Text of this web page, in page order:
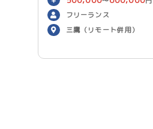
月
フリーランス
三鷹（リモート併用）